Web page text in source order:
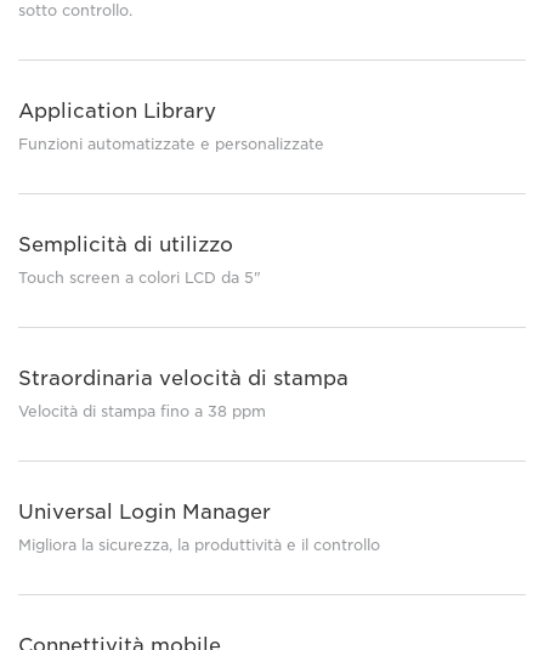
sotto controllo.
Application Library
Funzioni automatizzate e personalizzate
Semplicità di utilizzo
Touch screen a colori LCD da 5"
Straordinaria velocità di stampa
Velocità di stampa fino a 38 ppm
Universal Login Manager
Migliora la sicurezza, la produttività e il controllo